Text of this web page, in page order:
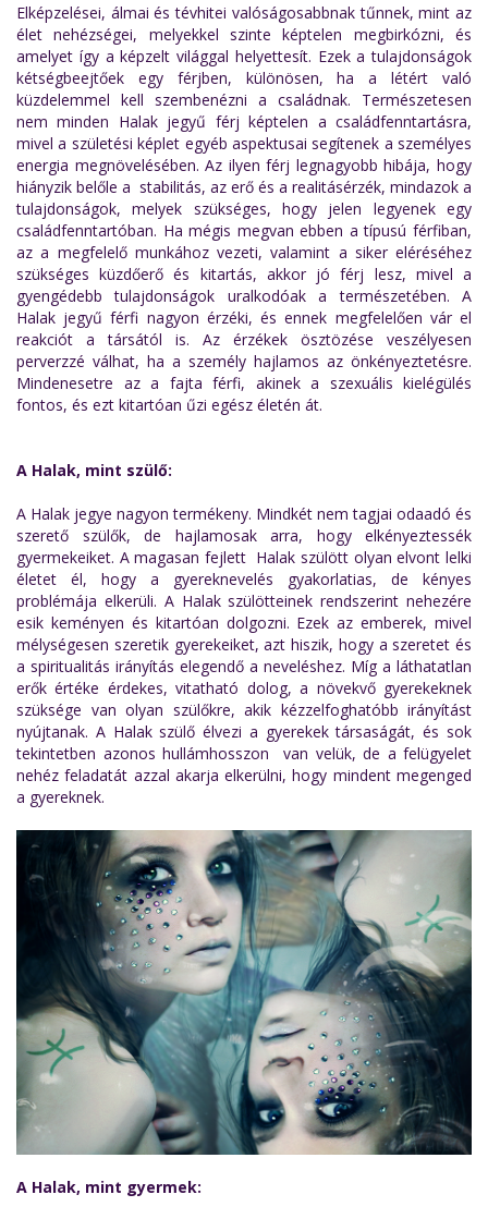
Elképzelései, álmai és tévhitei valóságosabbnak tűnnek, mint az
élet nehézségei, melyekkel szinte képtelen megbirkózni, és
amelyet így a képzelt világgal helyettesít. Ezek a tulajdonságok
kétségbeejtőek egy férjben, különösen, ha a létért való
küzdelemmel kell szembenézni a családnak. Természetesen
nem minden Halak jegyű férj képtelen a családfenntartásra,
mivel a születési képlet egyéb aspektusai segítenek a személyes
energia megnövelésében. Az ilyen férj legnagyobb hibája, hogy
hiányzik belőle a stabilitás, az erő és a realitásérzék, mindazok a
tulajdonságok, melyek szükséges, hogy jelen legyenek egy
családfenntartóban. Ha mégis megvan ebben a típusú férfiban,
az a megfelelő munkához vezeti, valamint a siker eléréséhez
szükséges küzdőerő és kitartás, akkor jó férj lesz, mivel a
gyengédebb tulajdonságok uralkodóak a természetében. A
Halak jegyű férfi nagyon érzéki, és ennek megfelelően vár el
reakciót a társától is. Az érzékek ösztözése veszélyesen
perverzzé válhat, ha a személy hajlamos az önkényeztetésre.
Mindenesetre az a fajta férfi, akinek a szexuális kielégülés
fontos, és ezt kitartóan űzi egész életén át.
A Halak, mint szülő:
A Halak jegye nagyon termékeny. Mindkét nem tagjai odaadó és
szerető szülők, de hajlamosak arra, hogy elkényeztessék
gyermekeiket. A magasan fejlett Halak szülött olyan elvont lelki
életet él, hogy a gyereknevelés gyakorlatias, de kényes
problémája elkerüli. A Halak szülötteinek rendszerint nehezére
esik keményen és kitartóan dolgozni. Ezek az emberek, mivel
mélységesen szeretik gyerekeiket, azt hiszik, hogy a szeretet és
a spiritualitás irányítás elegendő a neveléshez. Míg a láthatatlan
erők értéke érdekes, vitatható dolog, a növekvő gyerekeknek
szüksége van olyan szülőkre, akik kézzelfoghatóbb irányítást
nyújtanak. A Halak szülő élvezi a gyerekek társaságát, és sok
tekintetben azonos hullámhosszon van velük, de a felügyelet
nehéz feladatát azzal akarja elkerülni, hogy mindent megenged
a gyereknek.
A Halak, mint gyermek: